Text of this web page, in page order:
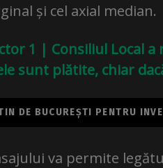
și cel axial median.
1 | Consiliul Local
sunt plătite, chiar
DE BUCUREȘTI PENTRU
va permite